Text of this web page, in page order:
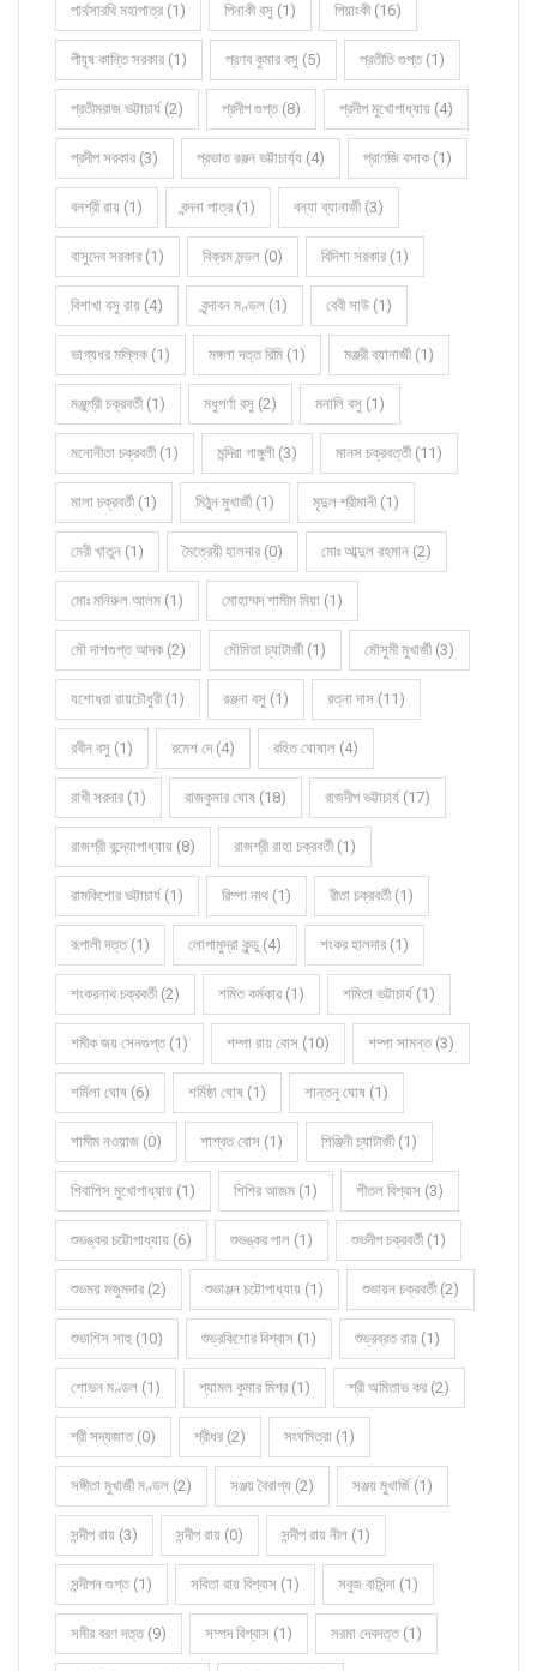
পার্থসারথি মহাপাত্র (1) পিনাকী বসু (1) পিয়াংকী (16)
পীযূষ কান্তি সরকার (1) প্রণব কুমার বসু (5) প্রতীতি গুপ্ত (1)
প্রতীমরাজ ভট্টাচার্য (2) প্রদীপ গুপ্ত (8) প্রদীপ মুখোপাধ্যায় (4)
প্রদীপ সরকার (3) প্রভাত রঞ্জন ভট্টাচার্য্য (4) প্রাণজি বসাক (1)
বনশ্রী রায় (1) বন্দনা পাত্র (1) বন্যা ব্যানার্জী (3)
বাসুদেব সরকার (1) বিক্রম মন্ডল (0) বিদিশা সরকার (1)
বিশাখা বসু রায় (4) বৃন্দাবন মণ্ডল (1) বেবী সাউ (1)
ভাগ্যধর মল্লিক (1) মঙ্গলা দত্ত রিমি (1) মঞ্জরী ব্যানার্জী (1)
মঞ্জুশ্রী চক্রবর্তী (1) মধুপর্ণা বসু (2) মনালি বসু (1)
মনোনীতা চক্রবর্তী (1) মন্দিরা গাঙ্গুলী (3) মানস চক্রবর্ত্তী (11)
মালা চক্রবর্তী (1) মিঠুন মুখার্জী (1) মৃদুল শ্রীমানী (1)
মেরী খাতুন (1) মৈত্রেয়ী হালদার (0) মোঃ আব্দুল রহমান (2)
মোঃ মনিরুল আলম (1) মোহাম্মদ শামীম মিয়া (1)
মৌ দাশগুপ্ত আদক (2) মৌমিতা চ্যাটার্জী (1) মৌসুমী মুখার্জী (3)
যশোধরা রায়চৌধুরী (1) রঞ্জনা বসু (1) রত্না দাস (11)
রবীন বসু (1) রমেশ দে (4) রহিত ঘোষাল (4)
রাখী সরদার (1) রাজকুমার ঘোষ (18) রাজদীপ ভট্টাচার্য (17)
রাজশ্রী বন্দ্যোপাধ্যায় (8) রাজশ্রী রাহা চক্রবর্তী (1)
রামকিশোর ভট্টাচার্য (1) রিম্পা নাথ (1) রীতা চক্রবর্তী (1)
রূপালী দত্ত (1) লোপামুদ্রা কুন্ডু (4) শংকর হালদার (1)
শংকরনাথ চক্রবর্তী (2) শমিত কর্মকার (1) শমিতা ভট্টাচার্য (1)
শমীক জয় সেনগুপ্ত (1) শম্পা রায় বোস (10) শম্পা সামন্ত (3)
শর্মিলা ঘোষ (6) শর্মিষ্ঠা ঘোষ (1) শান্তনু ঘোষ (1)
শামীম নওয়াজ (0) শাশ্বত বোস (1) শিঞ্জিনী চ্যাটার্জী (1)
শিবাশিস মুখোপাধ্যায় (1) শিশির আজম (1) শীতল বিশ্বাস (3)
শুভঙ্কর চট্টোপাধ্যায় (6) শুভঙ্কর পাল (1) শুভদীপ চক্রবর্তী (1)
শুভময় মজুমদার (2) শুভাঞ্জন চট্টোপাধ্যায় (1) শুভায়ন চক্রবর্তী (2)
শুভাশিস সাহু (10) শুভ্রকিশোর বিশ্বাস (1) শুভ্রব্রত রায় (1)
শোভন মণ্ডল (1) শ্যামল কুমার মিশ্র (1) শ্রী অমিতাভ কর (2)
শ্রী সদ্যজাত (0) শ্রীধর (2) সংঘমিত্রা (1)
সঙ্গীতা মুখার্জী মণ্ডল (2) সঞ্জয় বৈরাগ্য (2) সঞ্জয় মুখার্জি (1)
সন্দীপ রায় (3) সন্দীপ রায় (0) সন্দীপ রায় নীল (1)
সন্দীপন গুপ্ত (1) সবিতা রায় বিশ্বাস (1) সবুজ বাসিন্দা (1)
সমীর বরণ দত্ত (9) সম্পদ বিশ্বাস (1) সরমা দেবদত্ত (1)